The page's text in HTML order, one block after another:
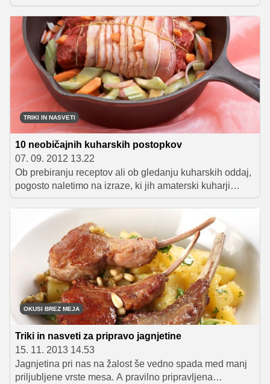
In prav pečenka je tista jed, ki na praznični mizi ne sme
manjkati. Če v glavi že sestavljate praznični jedilnik,
vam bo morda všeč kateri od naših predlogov.
TRIKI IN NASVETI
10 neobičajnih kuharskih postopkov
07. 09. 2012 13.22
Ob prebiranju receptov ali ob gledanju kuharskih oddaj,
pogosto naletimo na izraze, ki jih amaterski kuharji
navadno ne poznajo. Seveda ne govorimo o pečenju,
cvrenju ali kuhanju. Čas je, da se seznanimo z
dopolnilnimi kuharskimi postopki!
OKUSI BREZ MEJA
Triki in nasveti za pripravo jagnjetine
15. 11. 2013 14.53
Jagnjetina pri nas na žalost še vedno spada med manj
priljubljene vrste mesa. A pravilno pripravljena